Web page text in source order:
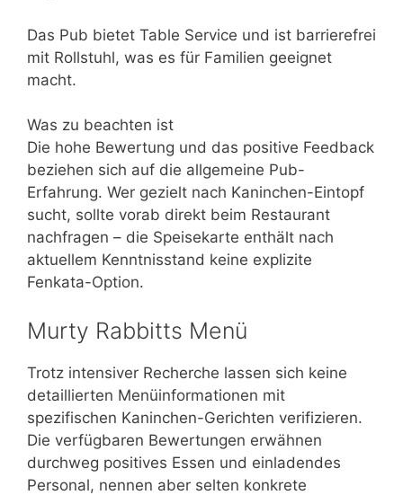
Das Pub bietet Table Service und ist barrierefrei
mit Rollstuhl, was es für Familien geeignet
macht.
Was zu beachten ist
Die hohe Bewertung und das positive Feedback
beziehen sich auf die allgemeine Pub-
Erfahrung. Wer gezielt nach Kaninchen-Eintopf
sucht, sollte vorab direkt beim Restaurant
nachfragen – die Speisekarte enthält nach
aktuellem Kenntnisstand keine explizite
Fenkata-Option.
Murty Rabbitts Menü
Trotz intensiver Recherche lassen sich keine
detaillierten Menüinformationen mit
spezifischen Kaninchen-Gerichten verifizieren.
Die verfügbaren Bewertungen erwähnen
durchweg positives Essen und einladendes
Personal, nennen aber selten konkrete